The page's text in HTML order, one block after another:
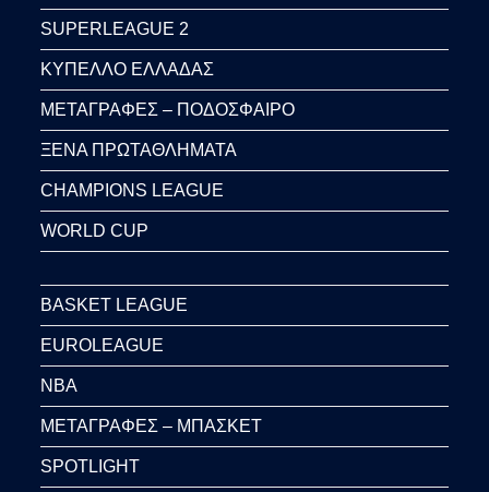
SUPERLEAGUE 2
ΚΥΠΕΛΛΟ ΕΛΛΑΔΑΣ
ΜΕΤΑΓΡΑΦΕΣ – ΠΟΔΟΣΦΑΙΡΟ
ΞΕΝΑ ΠΡΩΤΑΘΛΗΜΑΤΑ
CHAMPIONS LEAGUE
WORLD CUP
BASKET LEAGUE
EUROLEAGUE
NBA
ΜΕΤΑΓΡΑΦΕΣ – ΜΠΑΣΚΕΤ
SPOTLIGHT